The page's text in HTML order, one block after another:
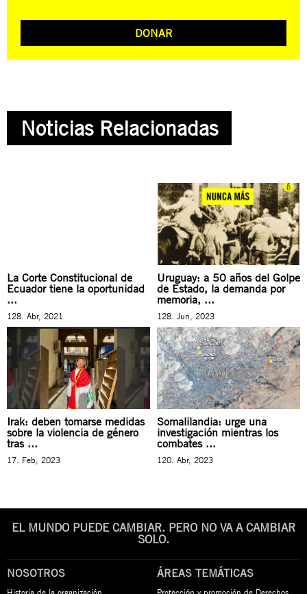
DONAR
Noticias Relacionadas
La Corte Constitucional de
Ecuador tiene la oportunidad
...
128. Abr, 2021
Uruguay: a 50 años del Golpe
de Estado, la demanda por
memoria, ...
128. Jun, 2023
Irak: deben tomarse medidas
sobre la violencia de género
tras ...
17. Feb, 2023
Somalilandia: urge una
investigación mientras los
combates ...
120. Abr, 2023
EL MUNDO PUEDE CAMBIAR. PERO NO VA A CAMBIAR
SOLO.
NOSOTROS ÁREAS TEMÁTICAS